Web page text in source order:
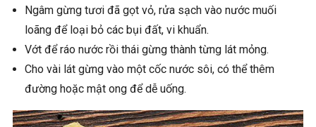
Ngâm gừng tươi đã gọt vỏ, rửa sạch vào nước muối
loãng để loại bỏ các bụi đất, vi khuẩn.
Vớt để ráo nước rồi thái gừng thành từng lát mỏng.
Cho vài lát gừng vào một cốc nước sôi, có thể thêm
đường hoặc mật ong để dễ uống.